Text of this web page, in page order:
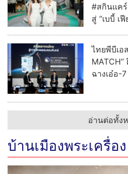
#สกินแคร์
สู่ “เบบี้ เฟี
ไทยพีบีเอ
ฉางเอ๋อ-7
อ่านต่อทั้ง
บ้านเมืองพระเครื่อง